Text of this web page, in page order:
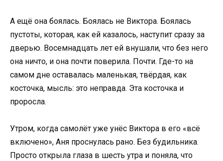
А ещё она боялась. Боялась не Виктора. Боялась
пустоты, которая, как ей казалось, наступит сразу за
дверью. Восемнадцать лет ей внушали, что без него
она ничто, и она почти поверила. Почти. Где-то на
самом дне оставалась маленькая, твёрдая, как
косточка, мысль: это неправда. Эта косточка и
проросла.
Утром, когда самолёт уже унёс Виктора в его «всё
включено», Аня проснулась рано. Без будильника.
Просто открыла глаза в шесть утра и поняла, что